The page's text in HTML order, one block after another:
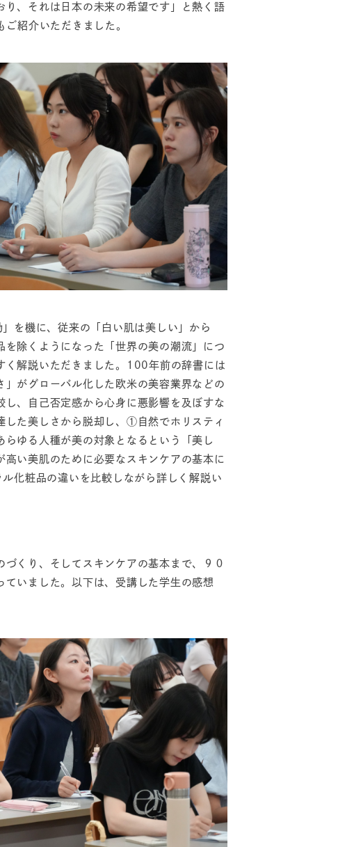
、それは日本の未来の希望です」と熱く語
紹介いただきました。
を機に、従来の「白い肌は美しい」から
を除くようになった「世界の美の潮流」につ
く解説いただきました。100年前の辞書には
」がグローバル化した欧米の美容業界などの
、自己否定感から心身に悪影響を及ぼすな
した美しさから脱却し、①自然でホリスティ
ゆる人種が美の対象となるという「美し
い美肌のために必要なスキンケアの基本に
化粧品の違いを比較しながら詳しく解説い
くり、そしてスキンケアの基本まで、９０
いました。以下は、受講した学生の感想